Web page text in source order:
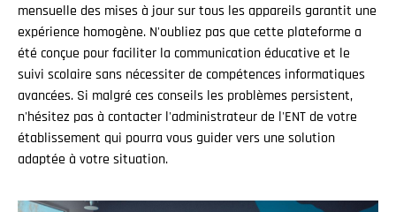
mensuelle des mises à jour sur tous les appareils garantit une
expérience homogène. N'oubliez pas que cette plateforme a
été conçue pour faciliter la communication éducative et le
suivi scolaire sans nécessiter de compétences informatiques
avancées. Si malgré ces conseils les problèmes persistent,
n'hésitez pas à contacter l'administrateur de l'ENT de votre
établissement qui pourra vous guider vers une solution
adaptée à votre situation.